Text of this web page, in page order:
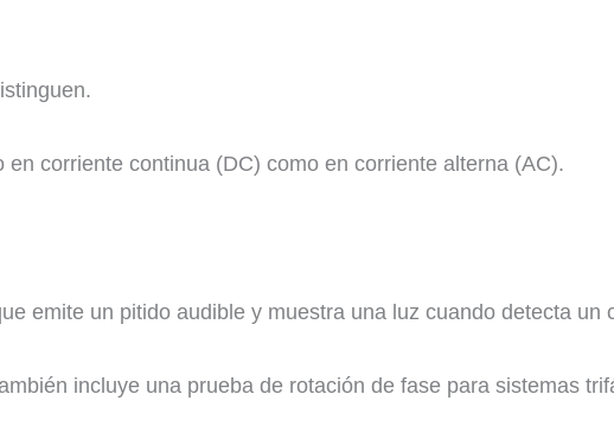
corriente continua (DC) como en corriente alterna (AC).
emite un pitido audible y muestra una luz cuando detecta un
incluye una prueba de rotación de fase para sistemas